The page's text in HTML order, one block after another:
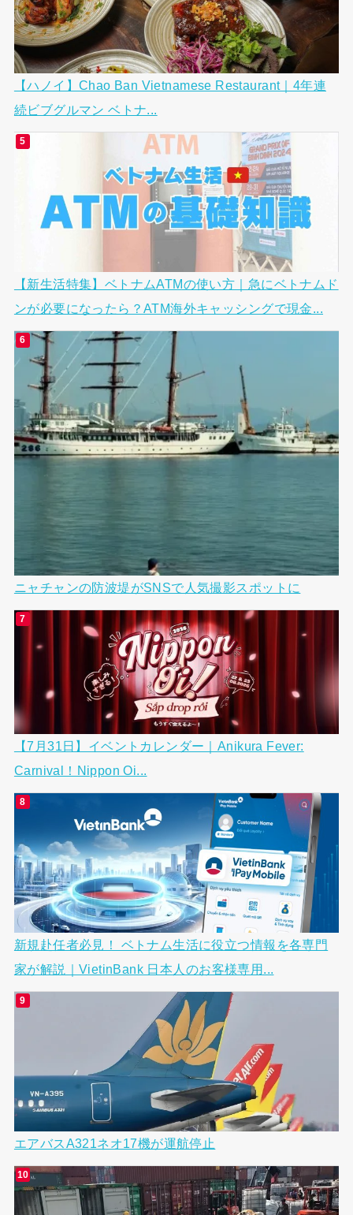
【ハノイ】Chao Ban Vietnamese Restaurant｜4年連
続ビブグルマン ベトナ...
【新生活特集】ベトナムATMの使い方｜急にベトナムド
ンが必要になったら？ATM海外キャッシングで現金...
ニャチャンの防波堤がSNSで人気撮影スポットに
【7月31日】イベントカレンダー｜Anikura Fever:
Carnival！Nippon Oi...
新規赴任者必見！ ベトナム生活に役立つ情報を各専門
家が解説｜VietinBank 日本人のお客様専用...
エアバスA321ネオ17機が運航停止